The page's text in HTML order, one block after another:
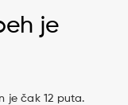
je
je čak 12 puta.